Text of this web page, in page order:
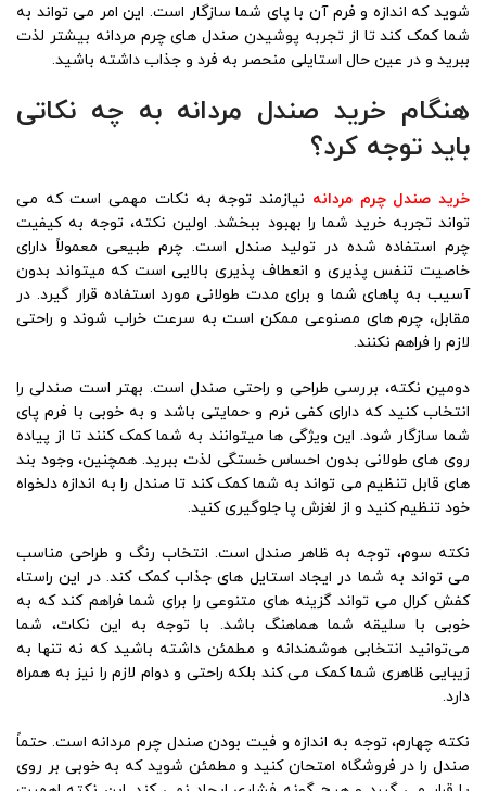
شوید که اندازه و فرم آن با پای شما سازگار است. این امر می ‌تواند به
شما کمک کند تا از تجربه پوشیدن صندل‌ های چرم مردانه بیشتر لذت
ببرید و در عین حال استایلی منحصر به فرد و جذاب داشته باشید.
هنگام خرید صندل مردانه به چه نکاتی
باید توجه کرد؟
خرید صندل چرم مردانه نیازمند توجه به نکات مهمی است که می‌
تواند تجربه خرید شما را بهبود ببخشد. اولین نکته، توجه به کیفیت
چرم استفاده شده در تولید صندل است. چرم طبیعی معمولاً دارای
خاصیت تنفس ‌پذیری و انعطاف ‌پذیری بالایی است که میتواند بدون
آسیب به پاهای شما و برای مدت طولانی مورد استفاده قرار گیرد. در
مقابل، چرم ‌های مصنوعی ممکن است به سرعت خراب شوند و راحتی
لازم را فراهم نکنند.
دومین نکته، بررسی طراحی و راحتی صندل است. بهتر است صندلی را
انتخاب کنید که دارای کفی نرم و حمایتی باشد و به خوبی با فرم پای
شما سازگار شود. این ویژگی ‌ها میتوانند به شما کمک کنند تا از پیاده‌
روی ‌های طولانی بدون احساس خستگی لذت ببرید. همچنین، وجود بند
های قابل تنظیم می ‌تواند به شما کمک کند تا صندل را به اندازه دلخواه
خود تنظیم کنید و از لغزش پا جلوگیری کنید.
نکته سوم، توجه به ظاهر صندل است. انتخاب رنگ و طراحی مناسب
می ‌تواند به شما در ایجاد استایل‌ های جذاب کمک کند. در این راستا،
کفش کرال می ‌تواند گزینه ‌های متنوعی را برای شما فراهم کند که به
خوبی با سلیقه شما هماهنگ باشد. با توجه به این نکات، شما
می‌توانید انتخابی هوشمندانه و مطمئن داشته باشید که نه تنها به
زیبایی ظاهری شما کمک می ‌کند بلکه راحتی و دوام لازم را نیز به همراه
دارد.
نکته چهارم، توجه به اندازه و فیت بودن صندل چرم مردانه است. حتماً
صندل را در فروشگاه امتحان کنید و مطمئن شوید که به خوبی بر روی